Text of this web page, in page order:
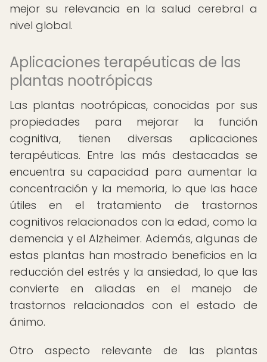
mejor su relevancia en la salud cerebral a
nivel global.
Aplicaciones terapéuticas de las
plantas nootrópicas
Las plantas nootrópicas, conocidas por sus
propiedades para mejorar la función
cognitiva, tienen diversas aplicaciones
terapéuticas. Entre las más destacadas se
encuentra su capacidad para aumentar la
concentración y la memoria, lo que las hace
útiles en el tratamiento de trastornos
cognitivos relacionados con la edad, como la
demencia y el Alzheimer. Además, algunas de
estas plantas han mostrado beneficios en la
reducción del estrés y la ansiedad, lo que las
convierte en aliadas en el manejo de
trastornos relacionados con el estado de
ánimo.
Otro aspecto relevante de las plantas